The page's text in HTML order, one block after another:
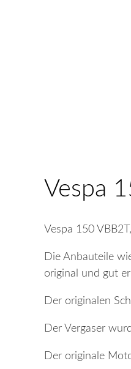
Vespa
Vespa 150
Die Anbauteile
original und gut
Der originalen
Der Vergaser
Der originale